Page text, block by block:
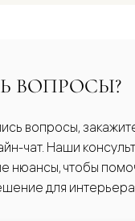
ВОПРОСЫ?
вопросы,
чат. Наши
нюансы, чтобы
для интерьера.